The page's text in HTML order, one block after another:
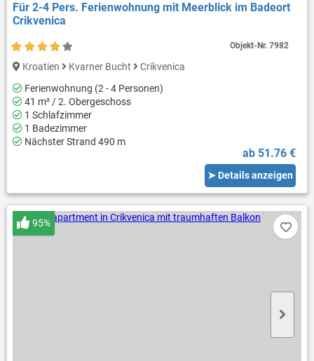
Für 2-4 Pers. Ferienwohnung mit Meerblick im Badeort
Crikvenica
Kroatien Kvarner Bucht
Crikvenica
Ferienwohnung (2 - 4 Personen)
41 m² / 2. Obergeschoss
1 Schlafzimmer
1 Badezimmer
Nächster Strand 490 m
ab 51.76 €
➤ Details anzeigen
Objekt-Nr.7982
95%